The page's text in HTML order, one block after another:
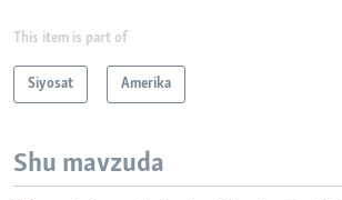
This item is part of
Siyosat Amerika
Shu mavzuda